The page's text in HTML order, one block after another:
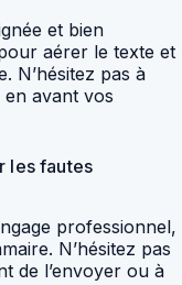
et bien
aérer le texte et
N’hésitez pas à
avant vos
les fautes
professionnel,
N’hésitez pas
de l’envoyer ou à